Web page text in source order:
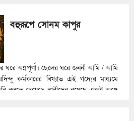
বহুরূপে সোনম কাপুর
ঘরে অন্নপূর্ণা। ছেলের ঘরে জননী আমি / আমি
কর্মকারের বিখ্যাত এই গদ্যের মাধ্যমে
বলতে চেয়েছে, নারীদের রয়েছে একই অঙ্গে